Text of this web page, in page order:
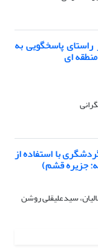
راستای پاسخگویی به
ای
با استفاده از
جزیره قشم)
سیدعلیقلی روشن